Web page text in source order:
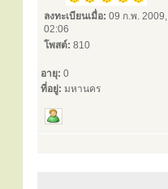
ลงทะเบียนเมื่อ: 09 ก.พ. 2009,
02:06
โพสต์: 810
อายุ: 0
ที่อยู่: มหานคร